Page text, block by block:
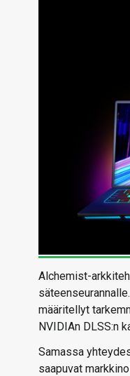
Alchemist-
määritellyt
NVIDIAn DLSS:n
Samassa
saapuvat